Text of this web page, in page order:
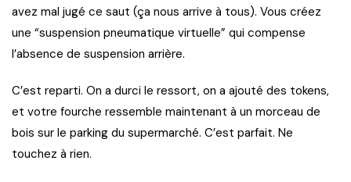
avez mal jugé ce saut (ça nous arrive à tous). Vous créez
une “suspension pneumatique virtuelle” qui compense
l’absence de suspension arrière.
C’est reparti. On a durci le ressort, on a ajouté des tokens,
et votre fourche ressemble maintenant à un morceau de
bois sur le parking du supermarché. C’est parfait. Ne
touchez à rien.